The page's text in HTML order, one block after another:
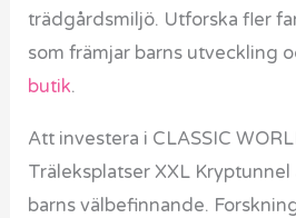
trädgårdsmiljö. Utforska fler
som främjar barns utveckling
butik.
Att investera i CLASSIC
Träleksplatser XXL
barns välbefinnande.